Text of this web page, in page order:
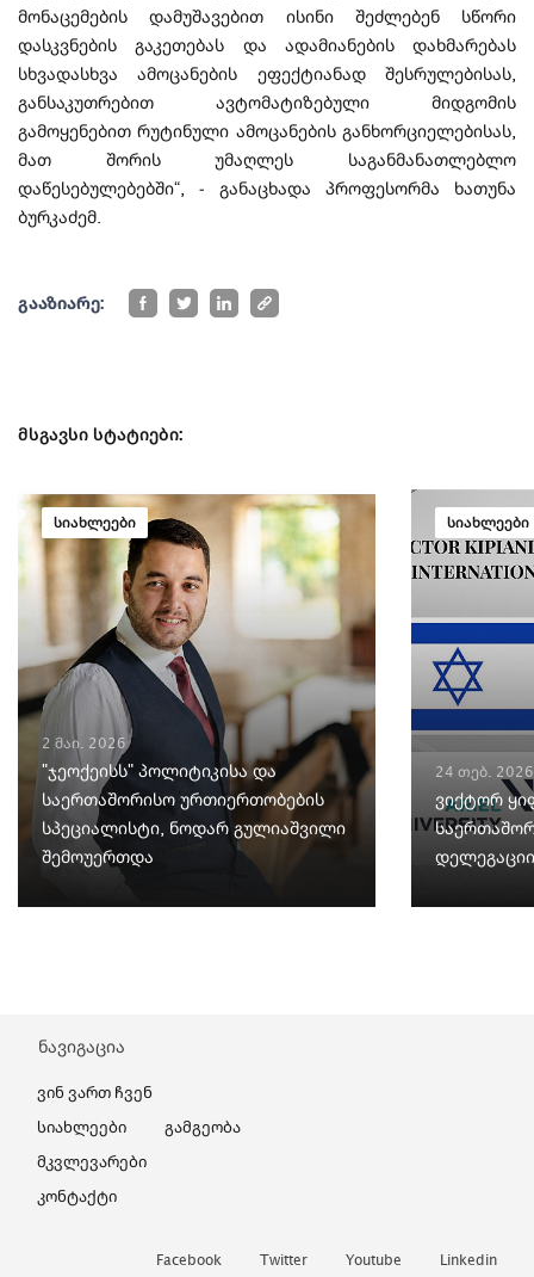
მონაცემების დამუშავებით ისინი შეძლებენ სწორი
დასკვნების გაკეთებას და ადამიანების დახმარებას
სხვადასხვა ამოცანების ეფექტიანად შესრულებისას,
განსაკუთრებით ავტომატიზებული მიდგომის
გამოყენებით რუტინული ამოცანების განხორციელებისას,
მათ შორის უმაღლეს საგანმანათლებლო
დაწესებულებებში“, - განაცხადა პროფესორმა ხათუნა
ბურკაძემ.
გააზიარე:
მსგავსი სტატიები:
სიახლეები
2 მაი. 2026
"ჯეოქეისს" პოლიტიკისა და
საერთაშორისო ურთიერთობების
სპეციალისტი, ნოდარ გულიაშვილი
შემოუერთდა
სიახლეები
24 თებ. 2026
ვიქტორ
ნავიგაცია
Ვინ Ვართ Ჩვენ
Სიახლეები
Გამგეობა
Მკვლევარები
Კონტაქტი
Facebook Twitter Youtube Linkedin